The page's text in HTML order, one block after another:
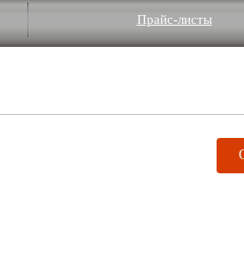
Прайс-листы